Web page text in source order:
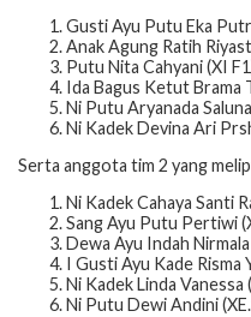
Gusti Ayu Putu Eka
Anak Agung Ratih
Putu Nita Cahyani (XI
Ida Bagus Ketut Brama
Ni Putu Aryanada
Ni Kadek Devina Ari
Serta anggota tim 2 yang
Ni Kadek Cahaya Santi
Sang Ayu Putu Pertiwi
Dewa Ayu Indah
I Gusti Ayu Kade Risma
Ni Kadek Linda Vanessa
Ni Putu Dewi Andini